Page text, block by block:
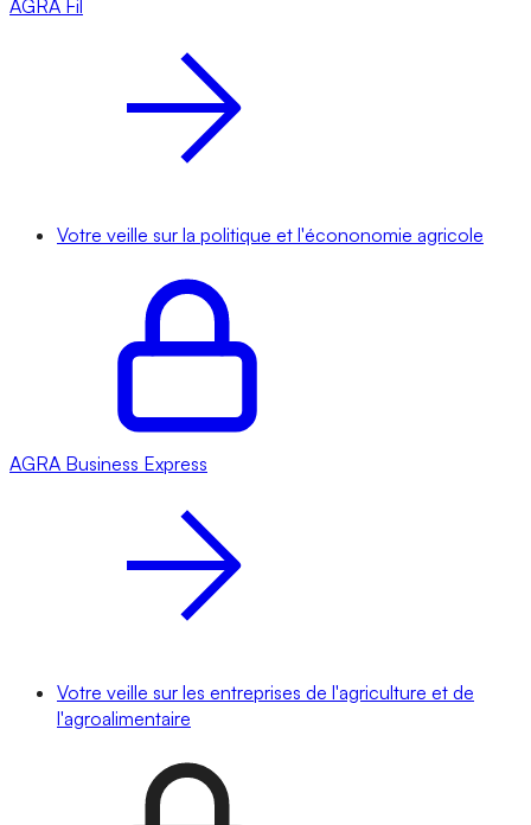
AGRA Fil
Votre veille sur la politique et l'écononomie agricole
AGRA Business Express
Votre veille sur les entreprises de l'agriculture et de
l'agroalimentaire